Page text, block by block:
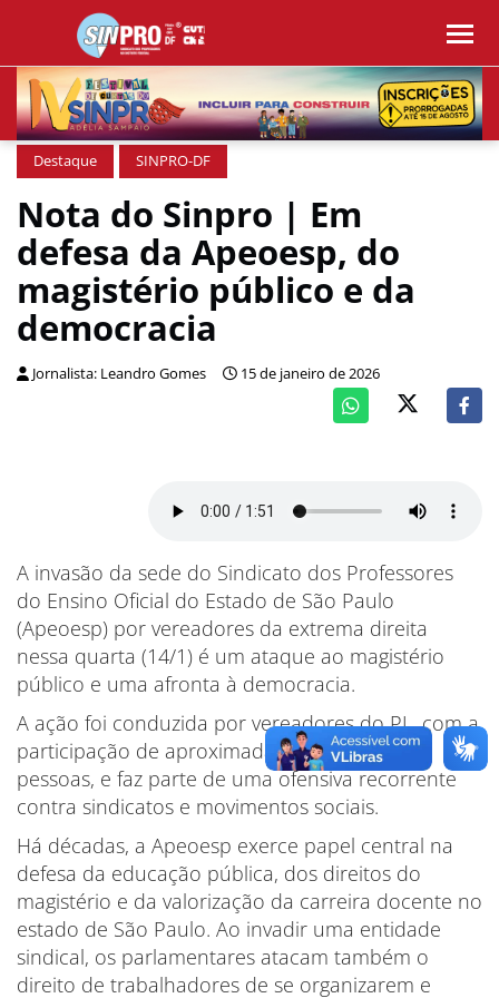
Destaque SINPRO-DF
Nota do Sinpro | Em
defesa da Apeoesp, do
magistério público e da
democracia
Jornalista: Leandro Gomes 15 de janeiro de 2026
A invasão da sede do Sindicato dos Professores
do Ensino Oficial do Estado de São Paulo
(Apeoesp) por vereadores da extrema direita
nessa quarta (14/1) é um ataque ao magistério
público e uma afronta à democracia.
A ação foi conduzida por vereadores do PL, com a
participação de aproximadamente outras 15
pessoas, e faz parte de uma ofensiva recorrente
contra sindicatos e movimentos sociais.
Há décadas, a Apeoesp exerce papel central na
defesa da educação pública, dos direitos do
magistério e da valorização da carreira docente no
estado de São Paulo. Ao invadir uma entidade
sindical, os parlamentares atacam também o
direito de trabalhadores de se organizarem e